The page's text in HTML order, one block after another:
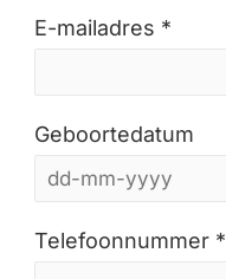
E-mailadres *
Geboortedatum
Telefoonnummer *